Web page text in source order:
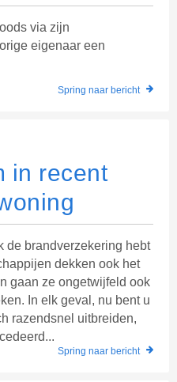
via zijn
eigenaar een
Spring naar bericht
in recent
de brandverzekering hebt
dekken ook het
gaan ze ongetwijfeld ook
In elk geval, nu bent u
razendsnel uitbreiden,
Spring naar bericht